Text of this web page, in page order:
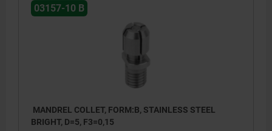
03157-10 B
MANDREL COLLET, FORM:B, STAINLESS STEEL
BRIGHT, D=5, F3=0,15